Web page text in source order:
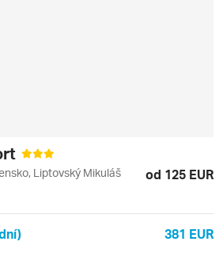
Liptovský Mikuláš od 125 EUR
381 EUR